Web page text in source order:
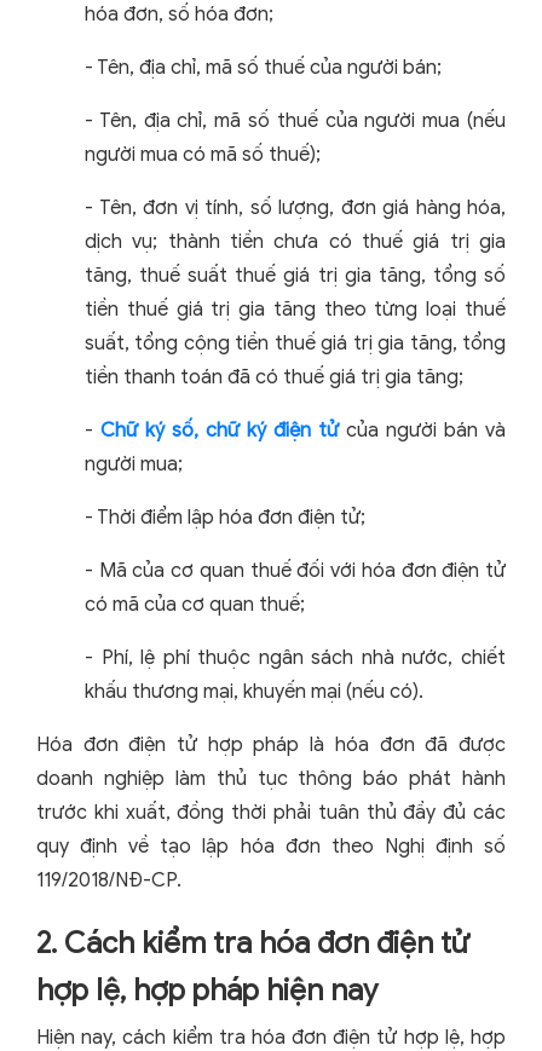
hóa đơn, số hóa đơn;
- Tên, địa chỉ, mã số thuế của người bán;
- Tên, địa chỉ, mã số thuế của người mua (nếu
người mua có mã số thuế);
- Tên, đơn vị tính, số lượng, đơn giá hàng hóa,
dịch vụ; thành tiền chưa có thuế giá trị gia
tăng, thuế suất thuế giá trị gia tăng, tổng số
tiền thuế giá trị gia tăng theo từng loại thuế
suất, tổng cộng tiền thuế giá trị gia tăng, tổng
tiền thanh toán đã có thuế giá trị gia tăng;
- Chữ ký số, chữ ký điện tửcủa người bán và
người mua;
- Thời điểm lập hóa đơn điện tử;
- Mã của cơ quan thuế đối với hóa đơn điện tử
có mã của cơ quan thuế;
- Phí, lệ phí thuộc ngân sách nhà nước, chiết
khấu thương mại, khuyến mại (nếu có).
Hóa đơn điện tử hợp pháp là hóa đơn đã được
doanh nghiệp làm thủ tục thông báo phát hành
trước khi xuất, đồng thời phải tuân thủ đầy đủ các
quy định về tạo lập hóa đơn theo Nghị định số
119/2018/NĐ-CP.
2. Cách kiểm tra hóa đơn điện tử
hợp lệ, hợp pháp hiện nay
Hiện nay, cách kiểm tra hóa đơn điện tử hợp lệ, hợp